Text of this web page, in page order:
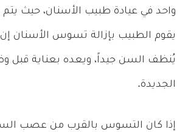
واحد في عيادة طبيب الأسنان، حيث
يقوم الطبيب بإزالة تسوس الأسنان
يُنظف السن جيداً، ويعده بعناية قبل
الجديدة.
إذا كان التسوس بالقرب من عصب